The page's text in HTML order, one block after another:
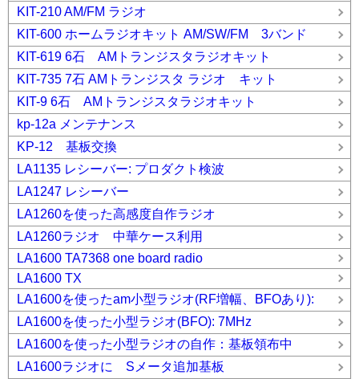
KIT-210 AM/FM ラジオ
KIT-600 ホームラジオキット AM/SW/FM 3バンド
KIT-619 6石 AMトランジスタラジオキット
KIT-735 7石 AMトランジスタ ラジオ キット
KIT-9 6石 AMトランジスタラジオキット
kp-12a メンテナンス
KP-12 基板交換
LA1135 レシーバー: プロダクト検波
LA1247 レシーバー
LA1260を使った高感度自作ラジオ
LA1260ラジオ 中華ケース利用
LA1600 TA7368 one board radio
LA1600 TX
LA1600を使ったam小型ラジオ(RF増幅、BFOあり):
LA1600を使った小型ラジオ(BFO): 7MHz
LA1600を使った小型ラジオの自作：基板領布中
LA1600ラジオに Sメータ追加基板